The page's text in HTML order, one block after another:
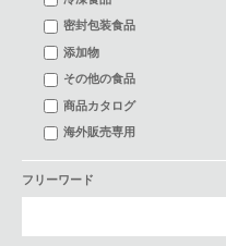
密封包装食品
添加物
その他の食品
商品カタログ
海外販売専用
フリーワード